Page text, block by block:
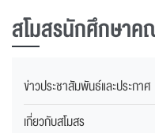
สโมสรนักศึกษาค
ข่าวประชาสัมพันธ์และประกาศ
เกี่ยวกับสโมสร